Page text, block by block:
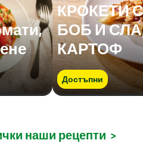
КРОКЕТИ
БОБ И
КАРТОФ
Достъпни
наши рецепти >